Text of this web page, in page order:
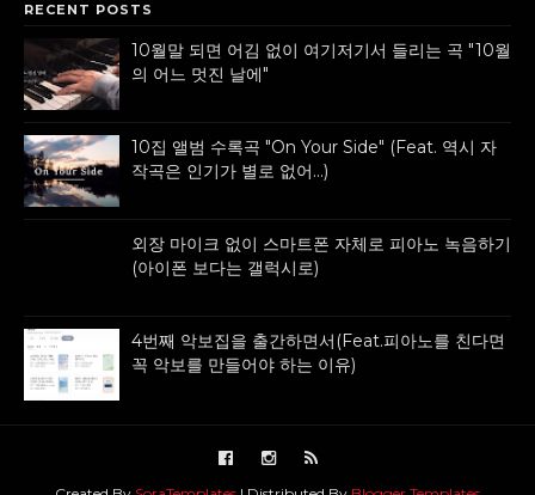
RECENT POSTS
10월말 되면 어김 없이 여기저기서 들리는 곡 "10월
의 어느 멋진 날에"
10집 앨범 수록곡 "On Your Side" (Feat. 역시 자
작곡은 인기가 별로 없어...)
외장 마이크 없이 스마트폰 자체로 피아노 녹음하기
(아이폰 보다는 갤럭시로)
4번째 악보집을 출간하면서(Feat.피아노를 친다면
꼭 악보를 만들어야 하는 이유)